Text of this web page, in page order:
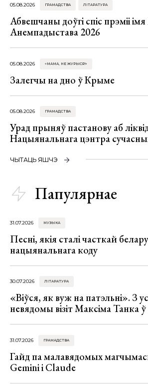
05.08.2026 ГРАМАДСТВА ЛІТАРАТУРА
Абвешчаны доўгі спіс прэміі
Анемпадыстава 2026
05.08.2026 «МАМА, НЕ ЖУРЫСЯ!»
Залегчы на дно ў Крыме
05.08.2026 ГРАМАДСТВА
Урад прыняў пастанову аб
Нацыянальнага цэнтра
ЧЫТАЦЬ ЯШЧЭ
Папулярнае
31.07.2026 МУЗЫКА
Песні, якія сталі часткай
нацыянальнага коду
30.07.2026 ЛІТАРАТУРА
«Віўся, як вуж на патэльні». З
невядомы візіт Максіма Танка
31.07.2026 ГРАМАДСТВА
Гайд па малавядомых
Gemini і Claude